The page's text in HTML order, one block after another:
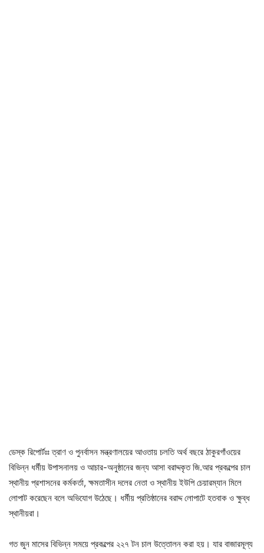
ডেস্ক রিপোর্টঃঃ ত্রাণ ও পুনর্বাসন মন্ত্রণালয়ের আওতায় চলতি অর্থ বছরে ঠাকুরগাঁওয়ের
বিভিন্ন ধর্মীয় উপাসনালয় ও আচার-অনুষ্ঠানের জন্য আসা বরাদ্দকৃত জি.আর প্রকল্পের চাল
স্থানীয় প্রশাসনের কর্মকর্তা, ক্ষমতাসীন দলের নেতা ও স্থানীয় ইউপি চেয়ারম্যান মিলে
লোপাট করেছেন বলে অভিযোগ উঠেছে। ধর্মীয় প্রতিষ্ঠানের বরাদ্দ লোপাটে হতবাক ও ক্ষুব্ধ
স্থানীয়রা।
গত জুন মাসের বিভিন্ন সময়ে প্রকল্পের ২২৭ টন চাল উত্তোলন করা হয়। যার বাজারমূল্য